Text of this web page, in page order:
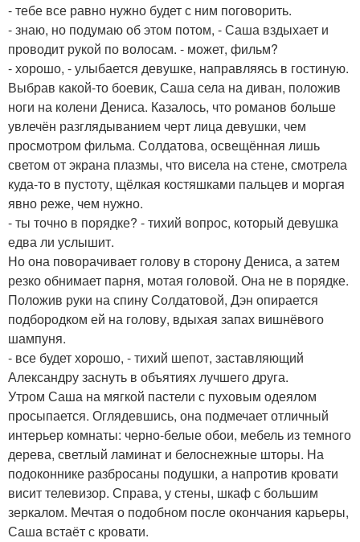
- тебе все равно нужно будет с ним поговорить.
- знаю, но подумаю об этом потом, - Саша вздыхает и
проводит рукой по волосам. - может, фильм?
- хорошо, - улыбается девушке, направляясь в гостиную.
Выбрав какой-то боевик, Саша села на диван, положив
ноги на колени Дениса. Казалось, что романов больше
увлечён разглядыванием черт лица девушки, чем
просмотром фильма. Солдатова, освещённая лишь
светом от экрана плазмы, что висела на стене, смотрела
куда-то в пустоту, щёлкая костяшками пальцев и моргая
явно реже, чем нужно.
- ты точно в порядке? - тихий вопрос, который девушка
едва ли услышит.
Но она поворачивает голову в сторону Дениса, а затем
резко обнимает парня, мотая головой. Она не в порядке.
Положив руки на спину Солдатовой, Дэн опирается
подбородком ей на голову, вдыхая запах вишнёвого
шампуня.
- все будет хорошо, - тихий шепот, заставляющий
Александру заснуть в объятиях лучшего друга.
Утром Саша на мягкой пастели с пуховым одеялом
просыпается. Оглядевшись, она подмечает отличный
интерьер комнаты: черно-белые обои, мебель из темного
дерева, светлый ламинат и белоснежные шторы. На
подоконнике разбросаны подушки, а напротив кровати
висит телевизор. Справа, у стены, шкаф с большим
зеркалом. Мечтая о подобном после окончания карьеры,
Саша встаёт с кровати.